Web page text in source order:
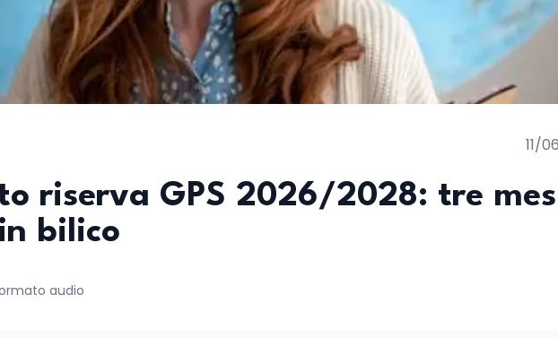
11/
riserva GPS 2026/2028: tre
bilico
audio